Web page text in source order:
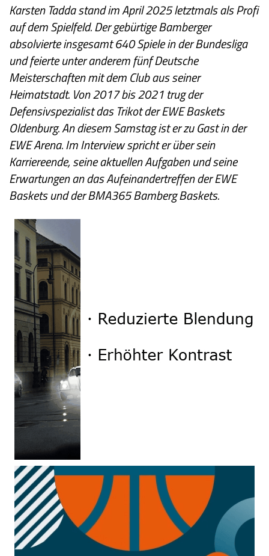
Karsten Tadda stand im April 2025 letztmals als Profi
auf dem Spielfeld. Der gebürtige Bamberger
absolvierte insgesamt 640 Spiele in der Bundesliga
und feierte unter anderem fünf Deutsche
Meisterschaften mit dem Club aus seiner
Heimatstadt. Von 2017 bis 2021 trug der
Defensivspezialist das Trikot der EWE Baskets
Oldenburg. An diesem Samstag ist er zu Gast in der
EWE Arena. Im Interview spricht er über sein
Karriereende, seine aktuellen Aufgaben und seine
Erwartungen an das Aufeinandertreffen der EWE
Baskets und der BMA365 Bamberg Baskets.